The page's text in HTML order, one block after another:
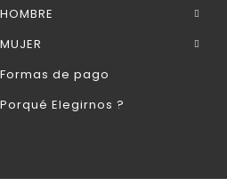
HOMBRE
MUJER
Formas de pago
Porqué Elegirnos ?